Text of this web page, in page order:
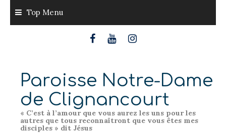
content
Top Menu
Paroisse Notre-Dame
de Clignancourt
« C’est à l’amour que vous aurez les uns pour les
autres que tous reconnaîtront que vous êtes mes
disciples » dit Jésus